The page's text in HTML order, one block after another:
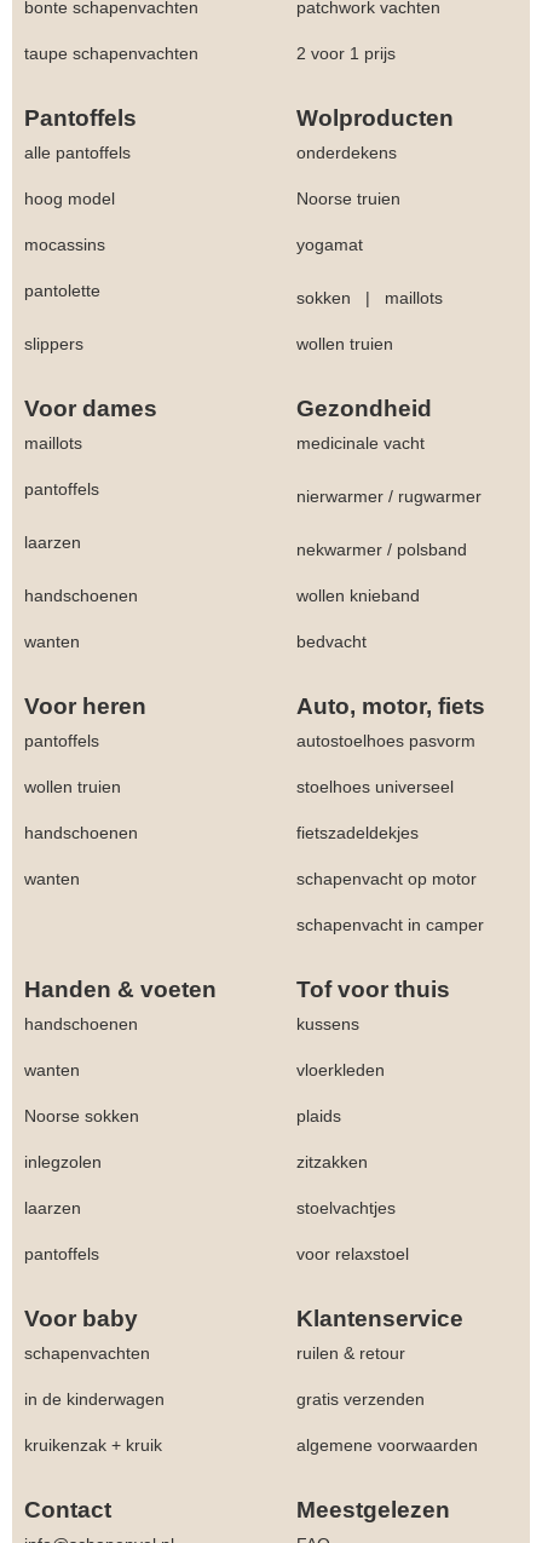
bonte schapenvachten patchwork vachten
taupe schapenvachten 2 voor 1 prijs
Pantoffels Wolproducten
alle pantoffels onderdekens
hoog model Noorse truien
mocassins yogamat
pantolette sokken | maillots
slippers wollen truien
Voor dames Gezondheid
maillots medicinale vacht
pantoffels nierwarmer / rugwarmer
laarzen nekwarmer / polsband
handschoenen wollen knieband
wanten bedvacht
Voor heren Auto, motor, fiets
pantoffels autostoelhoes pasvorm
wollen truien stoelhoes universeel
handschoenen fietszadeldekjes
wanten schapenvacht op motor
schapenvacht in camper
Handen & voeten Tof voor thuis
handschoenen kussens
wanten vloerkleden
Noorse sokken plaids
inlegzolen zitzakken
laarzen stoelvachtjes
pantoffels voor relaxstoel
Voor baby Klantenservice
schapenvachten ruilen & retour
in de kinderwagen gratis verzenden
kruikenzak + kruik algemene voorwaarden
Contact Meestgelezen